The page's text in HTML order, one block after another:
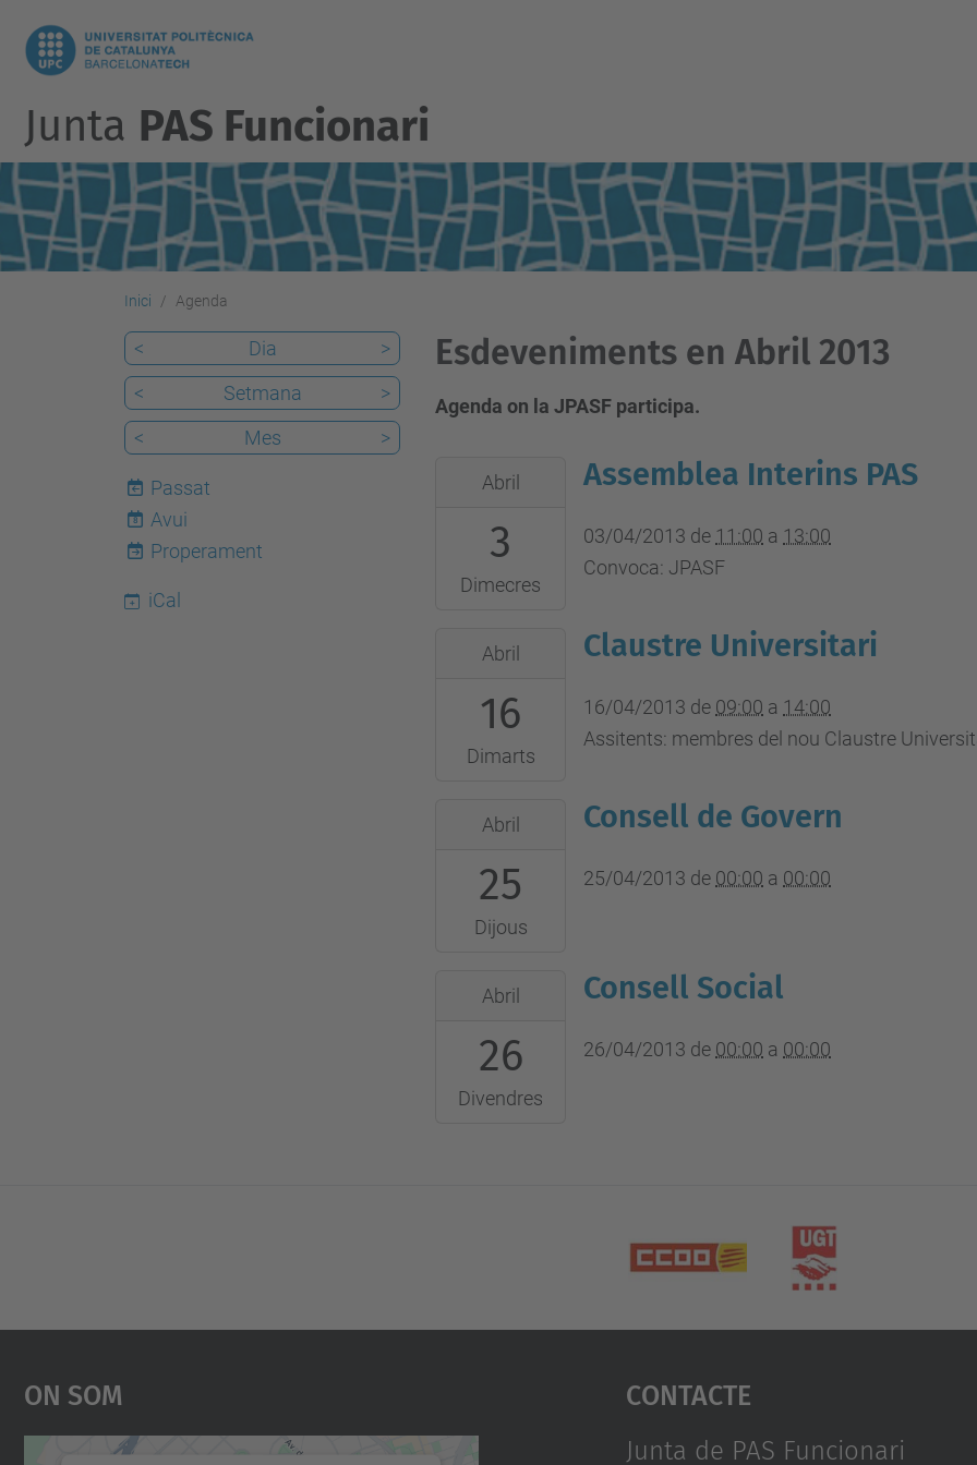
Junta PAS Funcionari
Inici Agenda
Esdeveniments en Abril 2013
Agenda on la JPASF participa.
03T11:00:00+02:00
03T13:00:00+02:00
Vèrtex
Abril
3
Dimecres
Assemblea Interins PAS
03/04/2013 de 11:00 a 13:00
Convoca: JPASF
16T09:00:00+02:00
16T14:00:00+02:00
Auditori
Vèrtex
Abril
16
Dimarts
Claustre Universitari
16/04/2013 de 09:00 a 14:00
Assitents: membres del nou Claustre
25T00:00:00+02:00
25T00:00:00+02:00
Abril
25
Dijous
Consell de Govern
25/04/2013 de 00:00 a 00:00
26T00:00:00+02:00
04-
Abril
26
Divendres
Consell Social
26/04/2013 de 00:00 a 00:00
< Dia
>
<
Setmana
>
<
Mes >
Passat
8
Avui
Properament
iCal
On Som Contacte
Junta de PAS Funcionari